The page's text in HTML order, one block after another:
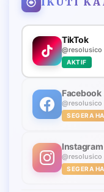
TikTok
@resolusico
AKTIF
Facebook
@resolusico
SEGERA
Instagram
@resolusico
SEGERA